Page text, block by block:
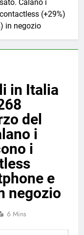
Calano i
(+29%)
in negozio
in Italia
del
i
i
e
negozio
6 Mins